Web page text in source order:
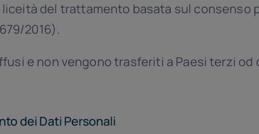
del trattamento basata sul consenso
2016).
e non vengono trasferiti a Paesi terzi od
dei Dati Personali